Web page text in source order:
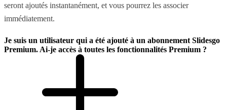
seront ajoutés instantanément, et vous pourrez les associer
immédiatement.
Je suis un utilisateur qui a été ajouté à un abonnement Slidesgo
Premium. Ai-je accès à toutes les fonctionnalités Premium ?